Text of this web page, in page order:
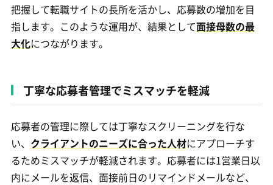
把握して転職サイトの長所を活かし、応募数の増加を目
指します。このような運用が、結果として面接母数の最
大化につながります。
丁寧な応募者管理でミスマッチを軽減
応募者の管理に際しては丁寧なスクリーニングを行な
い、 クライアントのニーズに合った人材にアプローチす
るためミスマッチが軽減されます。応募者には1営業日以
内にメールを返信、面接前日のリマインドメールなど、